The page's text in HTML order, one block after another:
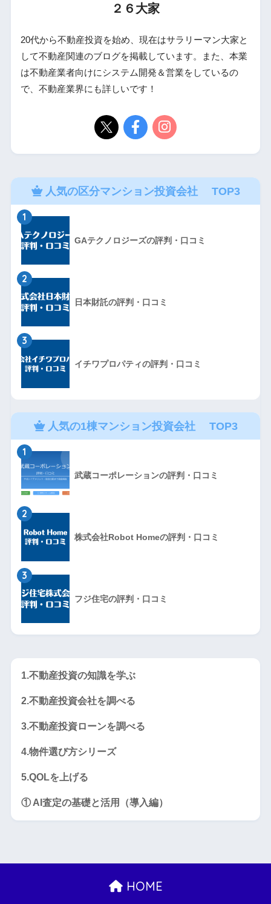
２６大家
20代から不動産投資を始め、現在はサラリーマン大家と
して不動産関連のブログを掲載しています。また、本業
は不動産業者向けにシステム開発＆営業をしているの
で、不動産業界にも詳しいです！
人気の区分マンション投資会社 TOP3
1
GAテクノロジーズの評判・口コミ
2
日本財託の評判・口コミ
3
イチワプロパティの評判・口コミ
人気の1棟マンション投資会社 TOP3
1
武蔵コーポレーションの評判・口コミ
2
株式会社Robot Homeの評判・口コミ
3
フジ住宅の評判・口コミ
1.不動産投資の知識を学ぶ
2.不動産投資会社を調べる
3.不動産投資ローンを調べる
4.物件選び方シリーズ
5.QOLを上げる
① AI査定の基礎と活用（導入編）
HOME